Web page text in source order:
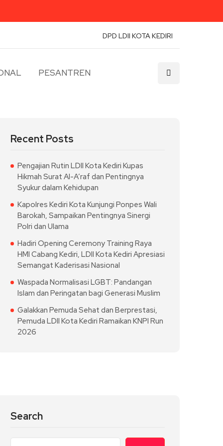
DPD LDII KOTA KEDIRI
PESANTREN
Recent Posts
Pengajian Rutin LDII Kota Kediri Kupas
Hikmah Surat Al-A’raf dan Pentingnya
Syukur dalam Kehidupan
Kapolres Kediri Kota Kunjungi Ponpes Wali
Barokah, Sampaikan Pentingnya Sinergi
Polri dan Ulama
Hadiri Opening Ceremony Training Raya
HMI Cabang Kediri, LDII Kota Kediri Apresiasi
Semangat Kaderisasi Nasional
Waspada Normalisasi LGBT: Pandangan
Islam dan Peringatan bagi Generasi Muslim
Galakkan Pemuda Sehat dan Berprestasi,
Pemuda LDII Kota Kediri Ramaikan KNPI Run
2026
Search